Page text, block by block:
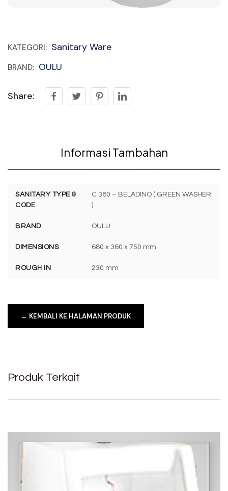
KATEGORI: Sanitary Ware
BRAND: OULU
Share:
Informasi Tambahan
SANITARY TYPE &
CODE
C 380 – BELADINO ( GREEN WASHER
)
BRAND OULU
DIMENSIONS 680 x 360 x 750 mm
ROUGH IN 230 mm
← KEMBALI KE HALAMAN PRODUK
Produk Terkait